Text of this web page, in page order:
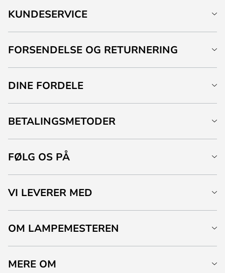
KUNDESERVICE
FORSENDELSE OG RETURNERING
DINE FORDELE
BETALINGSMETODER
FØLG OS PÅ
VI LEVERER MED
OM LAMPEMESTEREN
MERE OM